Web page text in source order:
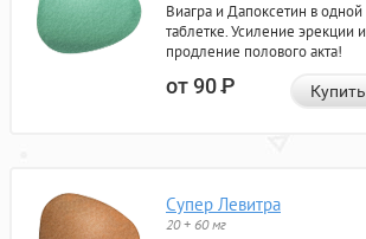
Виагра и Дапоксетин в одной
таблетке. Усиление эрекции и
продление полового акта!
от 90Р Купить
Супер Левитра
20 + 60 мг